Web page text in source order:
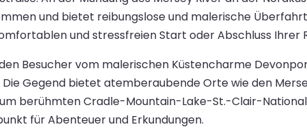
und bietet reibungslose und malerische
und stressfreien Start oder Abschluss Ihrer
Besucher vom malerischen Küstencharme
Gegend bietet atemberaubende Orte wie den
berühmten Cradle-Mountain-Lake-St.-Clair-
für Abenteuer und Erkundungen.